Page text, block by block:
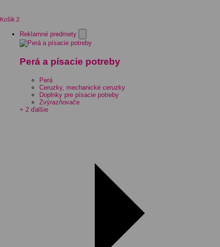
Košík 2
Reklamné predmety
Perá a písacie potreby
Perá
Ceruzky, mechanické ceruzky
Doplnky pre písacie potreby
Zvýrazňovače
+ 2 ďalšie